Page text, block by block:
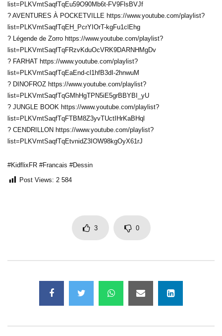
list=PLKVmtSaqfTqEu59O90Mb6t-FV9FlsBVJf
? AVENTURES À POCKETVILLE https://www.youtube.com/playlist?
list=PLKVmtSaqfTqEH_PcrYIOrT-kgFu1clEhg
? Légende de Zorro https://www.youtube.com/playlist?
list=PLKVmtSaqfTqFRzvKduOcVRK9DARNHMgDv
? FARHAT https://www.youtube.com/playlist?
list=PLKVmtSaqfTqEaEnd-cl1hfB3dI-2hnwuM
? DINOFROZ https://www.youtube.com/playlist?
list=PLKVmtSaqfTqGMhHgTPN5iE5grBBYBI_yU
? JUNGLE BOOK https://www.youtube.com/playlist?
list=PLKVmtSaqfTqFTBM8Z3yvTUctIHrKaBHql
? CENDRILLON https://www.youtube.com/playlist?
list=PLKVmtSaqfTqEtvnidZ3IOW98kgOyX61rJ
#KidflixFR #Francais #Dessin
Post Views: 2 584
3 0